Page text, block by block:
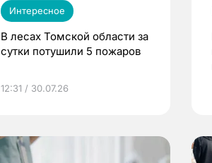
Интересное
В лесах Томской области за
сутки потушили 5 пожаров
12:31 / 30.07.26